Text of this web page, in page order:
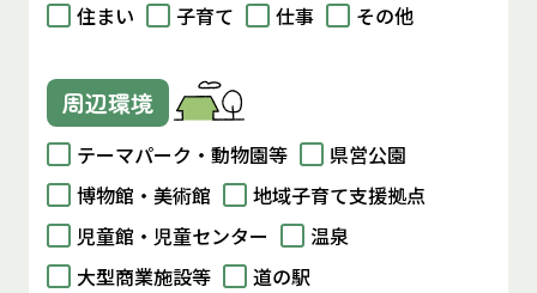
住まい 子育て 仕事 その他
周辺環境
テーマパーク・動物園等
県営公園
博物館・美術館
地域子育て支援拠点
児童館・児童センター
温泉
大型商業施設等
道の駅